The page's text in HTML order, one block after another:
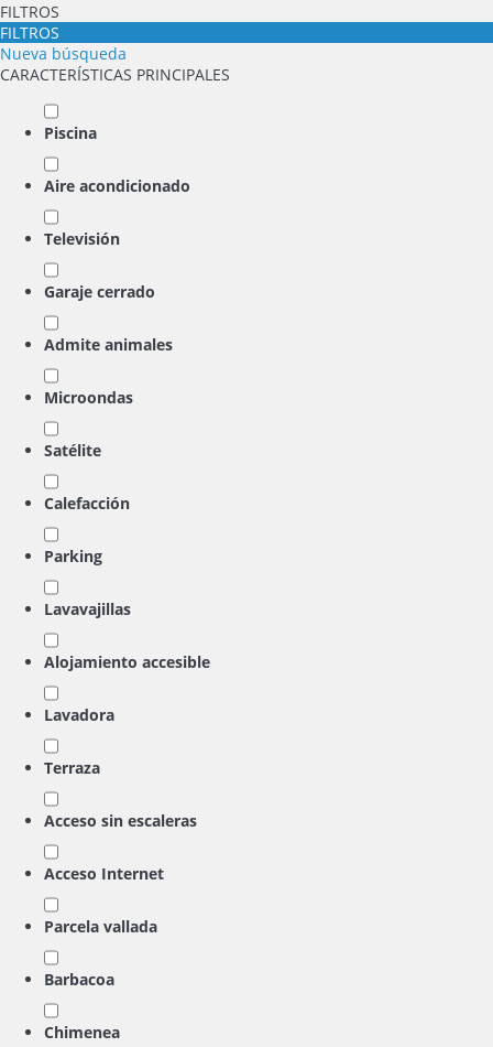
FILTROS
FILTROS
Nueva búsqueda
CARACTERÍSTICAS PRINCIPALES
Piscina
Aire acondicionado
Televisión
Garaje cerrado
Admite animales
Microondas
Satélite
Calefacción
Parking
Lavavajillas
Alojamiento accesible
Lavadora
Terraza
Acceso sin escaleras
Acceso Internet
Parcela vallada
Barbacoa
Chimenea